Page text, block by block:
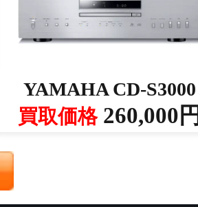
YAMAHA CD-S3000
買取価格260,000円